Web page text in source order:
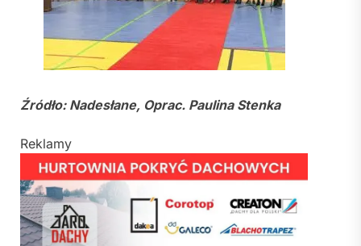
Źródło: Nadesłane, Oprac. Paulina Stenka
Reklamy